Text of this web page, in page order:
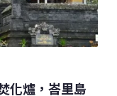
化爐，峇里島